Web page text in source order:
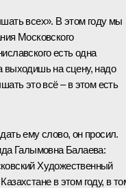
всех». В этом году мы
Московского
есть одна
выходишь на сцену, надо
это всё – в этом есть
ему слово, он просил.
Галымовна Балаева:
Художественный
в этом году, в